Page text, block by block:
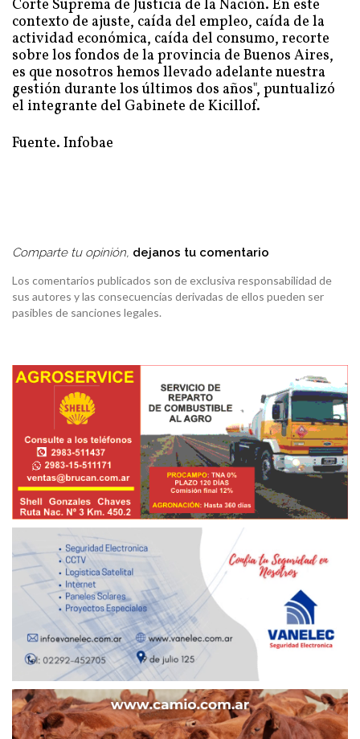
Corte Suprema de Justicia de la Nación. En este
contexto de ajuste, caída del empleo, caída de la
actividad económica, caída del consumo, recorte
sobre los fondos de la provincia de Buenos Aires,
es que nosotros hemos llevado adelante nuestra
gestión durante los últimos dos años", puntualizó
el integrante del Gabinete de Kicillof.
Fuente. Infobae
Comparte tu opinión, dejanos tu comentario
Los comentarios publicados son de exclusiva responsabilidad de
sus autores y las consecuencias derivadas de ellos pueden ser
pasibles de sanciones legales.